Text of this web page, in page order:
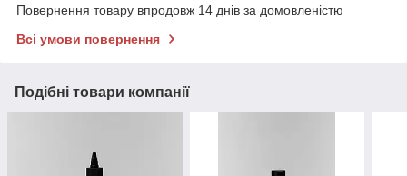
Повернення товару впродовж 14 днів за домовленістю
Всі умови повернення
Подібні товари компанії